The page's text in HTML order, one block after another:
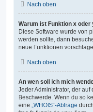
Nach oben
Warum ist Funktion x oder
Diese Software wurde von
werden sollte, dann
neue Funktionen
Nach oben
An wen soll ich mich
Jeder Administrator, der auf
Beschwerde. Wenn du so
eine „WHOIS“-Abfrage